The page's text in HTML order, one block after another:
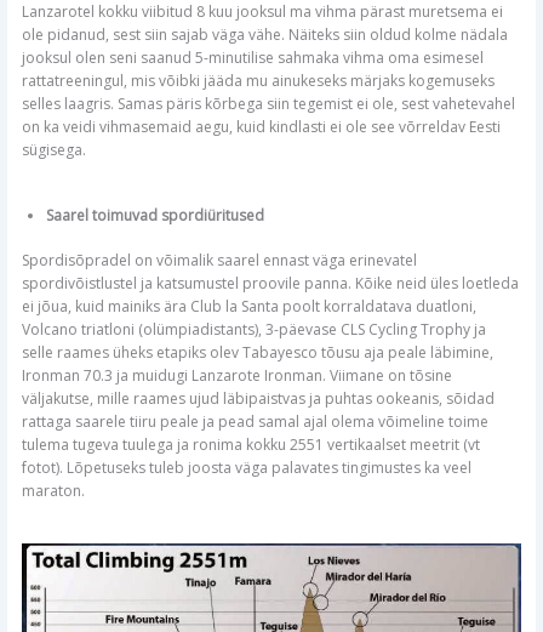
Lanzarotel kokku viibitud 8 kuu jooksul ma vihma pärast muretsema ei
ole pidanud, sest siin sajab väga vähe. Näiteks siin oldud kolme nädala
jooksul olen seni saanud 5-minutilise sahmaka vihma oma esimesel
rattatreeningul, mis võibki jääda mu ainukeseks märjaks kogemuseks
selles laagris. Samas päris kõrbega siin tegemist ei ole, sest vahetevahel
on ka veidi vihmasemaid aegu, kuid kindlasti ei ole see võrreldav Eesti
sügisega.
Saarel toimuvad spordiüritused
Spordisõpradel on võimalik saarel ennast väga erinevatel
spordivõistlustel ja katsumustel proovile panna. Kõike neid üles loetleda
ei jõua, kuid mainiks ära Club la Santa poolt korraldatava duatloni,
Volcano triatloni (olümpiadistants), 3-päevase CLS Cycling Trophy ja
selle raames üheks etapiks olev Tabayesco tõusu aja peale läbimine,
Ironman 70.3 ja muidugi Lanzarote Ironman. Viimane on tõsine
väljakutse, mille raames ujud läbipaistvas ja puhtas ookeanis, sõidad
rattaga saarele tiiru peale ja pead samal ajal olema võimeline toime
tulema tugeva tuulega ja ronima kokku 2551 vertikaalset meetrit (vt
fotot). Lõpetuseks tuleb joosta väga palavates tingimustes ka veel
maraton.